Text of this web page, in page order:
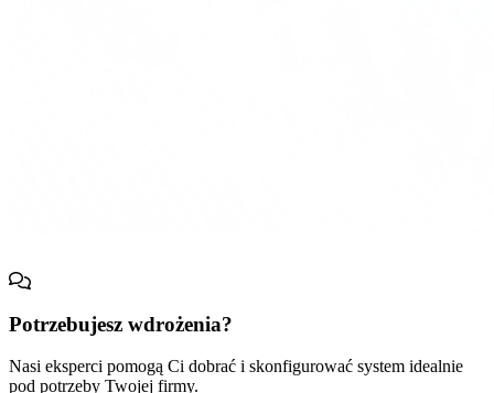
Potrzebujesz wdrożenia?
Nasi eksperci pomogą Ci dobrać i skonfigurować system idealnie
pod potrzeby Twojej firmy.